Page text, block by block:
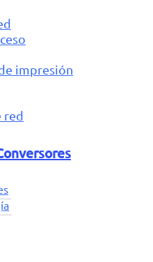
impresión
red